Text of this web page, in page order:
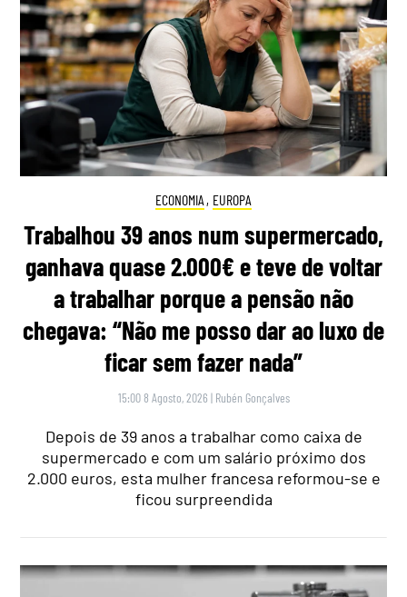
ECONOMIA , EUROPA
Trabalhou 39 anos num supermercado,
ganhava quase 2.000€ e teve de voltar
a trabalhar porque a pensão não
chegava: “Não me posso dar ao luxo de
ficar sem fazer nada”
15:00 8 Agosto, 2026 | Rubén Gonçalves
Depois de 39 anos a trabalhar como caixa de
supermercado e com um salário próximo dos
2.000 euros, esta mulher francesa reformou-se e
ficou surpreendida